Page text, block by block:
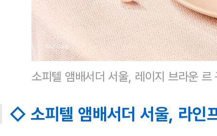
소피텔 앰배서더 서울, 레이지 브라운
◇ 소피텔 앰배서더 서울, 라인